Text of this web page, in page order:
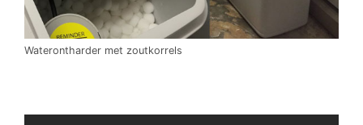
Waterontharder met zoutkorrels